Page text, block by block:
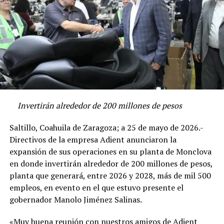
En redes sociales, algunos usuarios señalaron que este
tipo de juegos solo deberían utilizarse bajo supervisión
constante de un adulto. Sin embargo, en escuelas
públicas los docentes suelen estar a cargo de grupos de
más de 28 alumnos, lo que limita la supervisión directa
de cada actividad, principalmente durante el recreo.
ADVERTISEMENT
Invertirán alrededor de 200 millones de pesos
Saltillo, Coahuila de Zaragoza; a 25 de mayo de 2026.-
Directivos de la empresa Adient anunciaron la
expansión de sus operaciones en su planta de Monclova
en donde invertirán alrededor de 200 millones de pesos,
planta que generará, entre 2026 y 2028, más de mil 500
empleos, en evento en el que estuvo presente el
gobernador Manolo Jiménez Salinas.
«Muy buena reunión con nuestros amigos de Adient